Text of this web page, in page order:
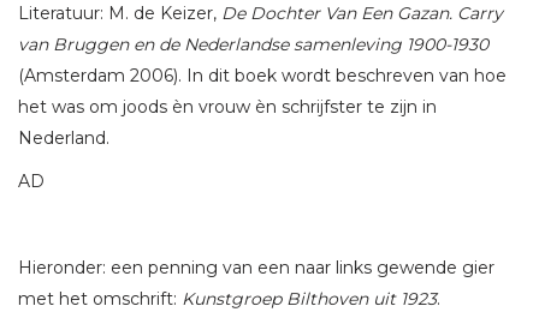
Literatuur: M. de Keizer, De Dochter Van Een Gazan. Carry
van Bruggen en de Nederlandse samenleving 1900-1930
(Amsterdam 2006). In dit boek wordt beschreven van hoe
het was om joods èn vrouw èn schrijfster te zijn in
Nederland.
AD
Hieronder: een penning van een naar links gewende gier
met het omschrift: Kunstgroep Bilthoven uit 1923.